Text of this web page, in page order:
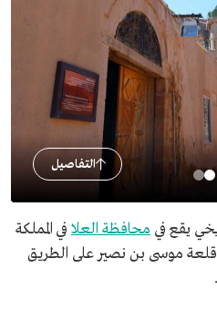
التفاصيل
يقع في محافظة العلا في المملكة
موسى بن نصير على الطريق
.